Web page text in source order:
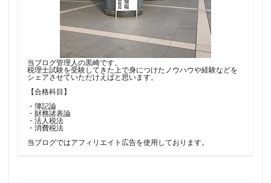
当ブログ管理人の黒崎です。
税理士試験を受験してきた上で身につけたノウハウや経験などを
シェアさせていただけえばと思います。
【合格科目】
・簿記論
・財務諸表論
・法人税法
・消費税法
当ブログではアフィリエイト広告を使用しております。